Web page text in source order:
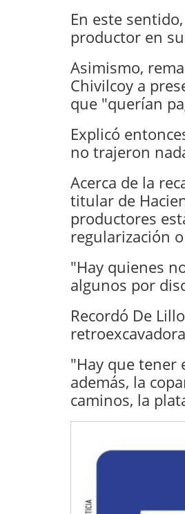
En este
productor en
Asimismo,
Chivilcoy a
que "querían
Explicó
no trajeron
Acerca de la
titular de
productores
regularización
"Hay quienes
algunos por
Recordó De
"Hay que tener
además, la
caminos, la